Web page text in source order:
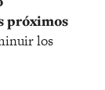
próximos
los